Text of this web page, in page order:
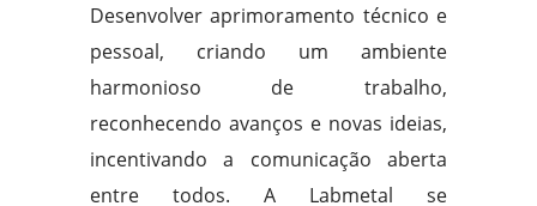
Desenvolver aprimoramento técnico e
pessoal, criando um ambiente
harmonioso de trabalho,
reconhecendo avanços e novas ideias,
incentivando a comunicação aberta
entre todos. A Labmetal se